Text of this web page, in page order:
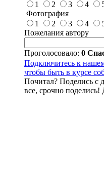
1
2 3 4
Фотография
1
2 3 4
Пожелания автору
Проголосовало: 0
Подключитесь к
чтобы быть в курсе
Почитал? Поделись с
все, срочно